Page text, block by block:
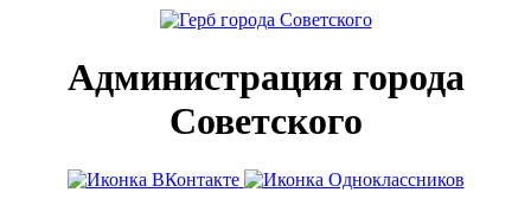
Администрация города
Советского